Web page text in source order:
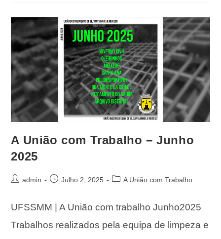
A União com Trabalho – Junho
2025
admin Julho 2, 2025 A União com Trabalho
UFSSMM | A União com trabalho Junho2025
Trabalhos realizados pela equipa de limpeza e